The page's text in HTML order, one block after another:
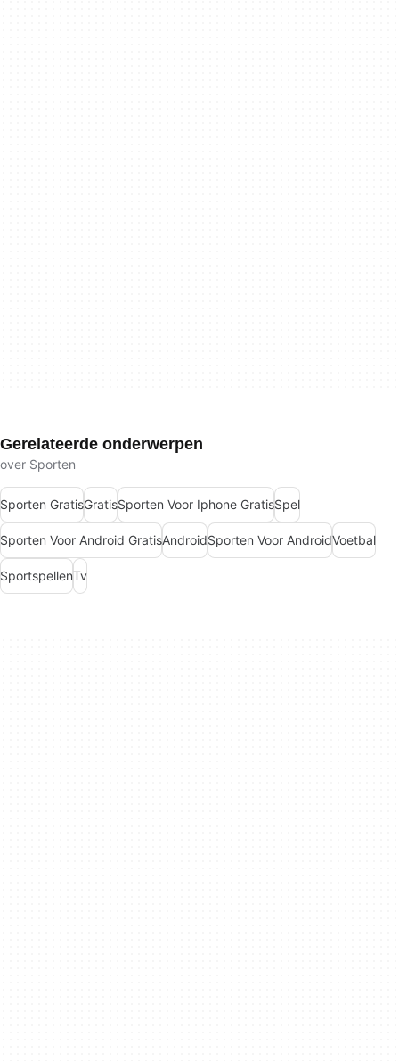
Gerelateerde onderwerpen
over Sporten
Sporten GratisGratisSporten Voor Iphone GratisSpel
Sporten Voor Android GratisAndroidSporten Voor AndroidVoetbal
SportspellenTv